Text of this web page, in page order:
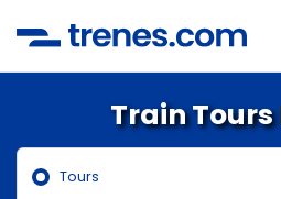
Train